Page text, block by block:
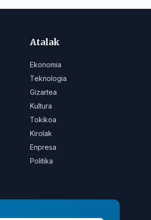
Atalak
Ekonomia
Teknologia
Gizartea
Kultura
Tokikoa
Kirolak
Enpresa
Politika